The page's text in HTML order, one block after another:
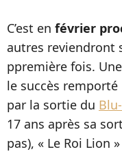
C’est en février
autres reviendront
ppremière fois.
le succès
par la sortie du
17 ans après sa
pas), « Le Roi Lion